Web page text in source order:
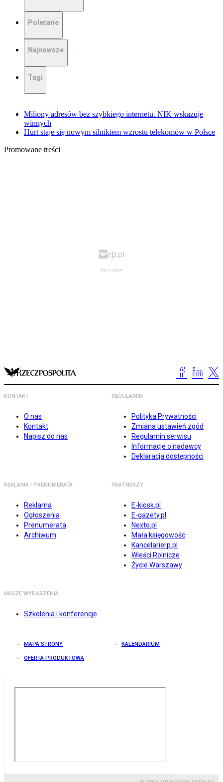
Polecane
Najnowsze
Tagi
Miliony adresów bez szybkiego internetu. NIK wskazuje
winnych
Hurt staje się nowym silnikiem wzrostu telekomów w Polsce
Promowane treści
KONTAKT
O nas
Kontakt
Napisz do nas
REGULAMIN
Polityka Prywatności
Zmiana ustawień zgód
Regulamin serwisu
Informacje o nadawcy
Deklaracja dostępności
REKLAMA I PRENUMERATA
Reklama
Ogłoszenia
Prenumerata
Archiwum
PARTNERZY
E-kiosk.pl
E-gazety.pl
Nexto.pl
Mała księgowość
Kancelarierp.pl
Wieści Rolnicze
Życie Warszawy
NASZE WYDARZENIA
Szkolenia i konferencje
MAPA STRONY KALENDARIUM
OFERTA PRODUKTOWA